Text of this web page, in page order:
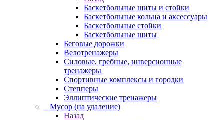
Баскетбольные щиты и стойки
Баскетбольные кольца и аксессуары
Баскетбольные стойки
Баскетбольные щиты
Беговые дорожки
Велотренажеры
Силовые, гребные, инверсионные
тренажеры
Спортивные комплексы и городки
Степперы
Эллиптические тренажеры
_ Мусор (на удаление)
Назад